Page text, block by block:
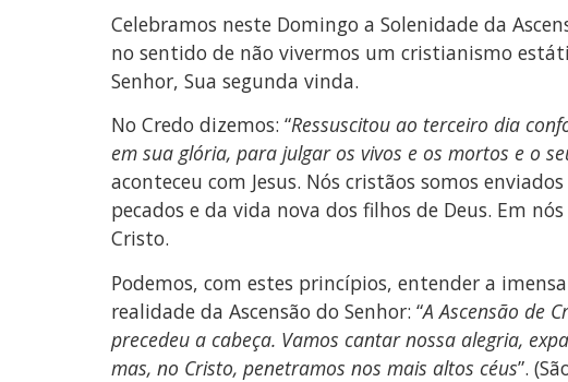
Celebramos neste Domingo a Solenidade da
no sentido de não vivermos um cristianismo
Senhor, Sua segunda vinda.
No Credo dizemos: “Ressuscitou ao terceiro dia
em sua glória, para julgar os vivos e os mortos e o
aconteceu com Jesus. Nós cristãos somos
pecados e da vida nova dos filhos de Deus. Em
Cristo.
Podemos, com estes princípios, entender a
realidade da Ascensão do Senhor: “A Ascensão de
precedeu a cabeça. Vamos cantar nossa alegria,
mas, no Cristo, penetramos nos mais altos céus”.